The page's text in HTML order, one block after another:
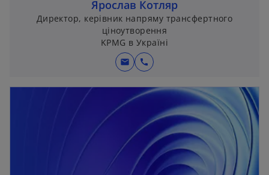
Ярослав Котляр
Директор, керівник напряму трансфертного
ціноутворення
KPMG в Україні
mail call